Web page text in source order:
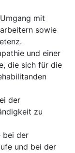
mit
sowie
und einer
die sich für die
der
zu
bei der
und bei der